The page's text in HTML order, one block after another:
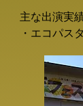
パフォーマ
・春のあす
大道芸フェ
・大道芸万
・多治見大
他多数
主な出演実
・エコパス
・浜松市　
・遠鉄ホー
・名古屋キ